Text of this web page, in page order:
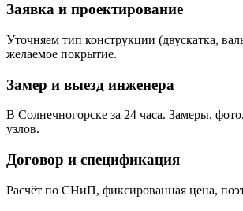
Заявка и проектирование
Уточняем тип конструкции (двускатка,
желаемое покрытие.
Замер и выезд инженера
В Солнечногорске за 24 часа. Замеры,
узлов.
Договор и спецификация
Расчёт по СНиП, фиксированная цена,